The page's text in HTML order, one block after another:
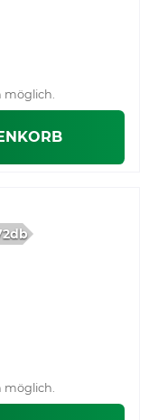
möglich.
möglich.